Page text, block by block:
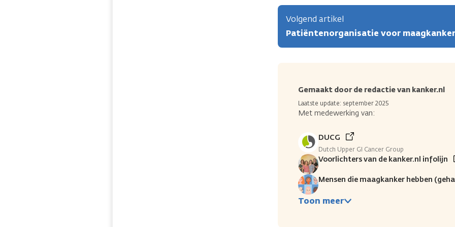
Volgend artikel
Patiëntenorganisatie voor maagkanker
Gemaakt door de redactie van kanker.nl
Laatste update: september 2025
Met medewerking van:
DUCG
Dutch Upper GI Cancer Group
Voorlichters van de kanker.nl infolijn
Mensen die maagkanker hebben
Toon meer